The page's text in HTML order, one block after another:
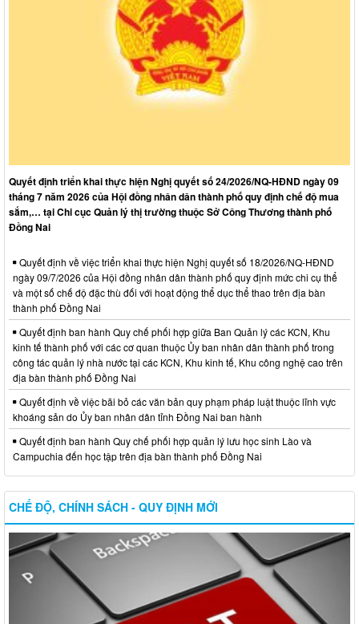
Quyết định triển khai thực hiện Nghị quyết số 24/2026/NQ-HĐND ngày 09
tháng 7 năm 2026 của Hội đồng nhân dân thành phố quy định chế độ mua
sắm,… tại Chi cục Quản lý thị trường thuộc Sở Công Thương thành phố
Đồng Nai
Quyết định về việc triển khai thực hiện Nghị quyết số 18/2026/NQ-HĐND
ngày 09/7/2026 của Hội đồng nhân dân thành phố quy định mức chi cụ thể
và một số chế độ đặc thù đối với hoạt động thể dục thể thao trên địa bàn
thành phố Đồng Nai
Quyết định ban hành Quy chế phối hợp giữa Ban Quản lý các KCN, Khu
kinh tế thành phố với các cơ quan thuộc Ủy ban nhân dân thành phố trong
công tác quản lý nhà nước tại các KCN, Khu kinh tế, Khu công nghệ cao trên
địa bàn thành phố Đồng Nai
Quyết định về việc bãi bỏ các văn bản quy phạm pháp luật thuộc lĩnh vực
khoáng sản do Ủy ban nhân dân tỉnh Đồng Nai ban hành
Quyết định ban hành Quy chế phối hợp quản lý lưu học sinh Lào và
Campuchia đến học tập trên địa bàn thành phố Đồng Nai
CHẾ ĐỘ, CHÍNH SÁCH - QUY ĐỊNH MỚI